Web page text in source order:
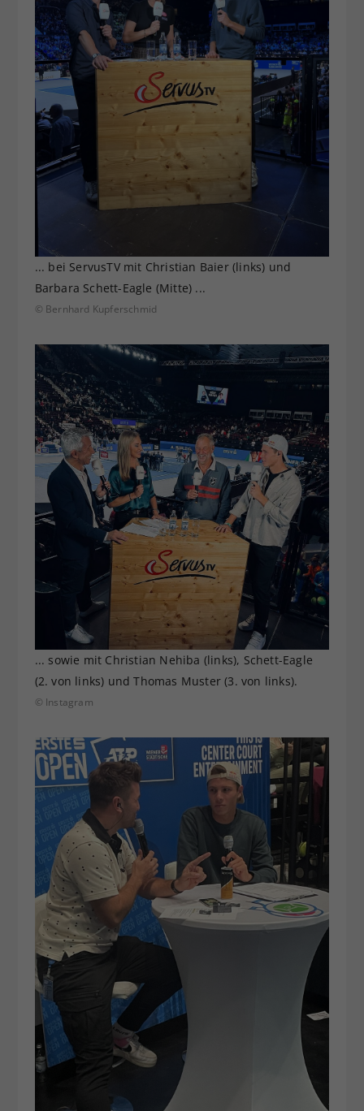
... bei ServusTV mit Christian Baier (links) und
Barbara Schett-Eagle (Mitte) ...
© Bernhard Kupferschmid
... sowie mit Christian Nehiba (links), Schett-Eagle
(2. von links) und Thomas Muster (3. von links).
© Instagram